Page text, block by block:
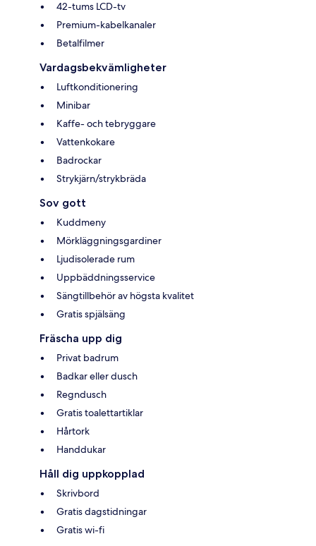
42-tums LCD-tv
Premium-kabelkanaler
Betalfilmer
Vardagsbekvämligheter
Luftkonditionering
Minibar
Kaffe- och tebryggare
Vattenkokare
Badrockar
Strykjärn/strykbräda
Sov gott
Kuddmeny
Mörkläggningsgardiner
Ljudisolerade rum
Uppbäddningsservice
Sängtillbehör av högsta kvalitet
Gratis spjälsäng
Fräscha upp dig
Privat badrum
Badkar eller dusch
Regndusch
Gratis toalettartiklar
Hårtork
Handdukar
Håll dig uppkopplad
Skrivbord
Gratis dagstidningar
Gratis wi-fi